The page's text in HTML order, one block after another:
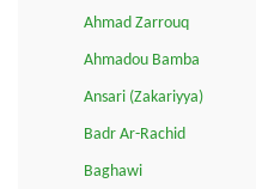
Ahmad Zarrouq
Ahmadou Bamba
Ansari (Zakariyya)
Badr Ar-Rachid
Baghawi